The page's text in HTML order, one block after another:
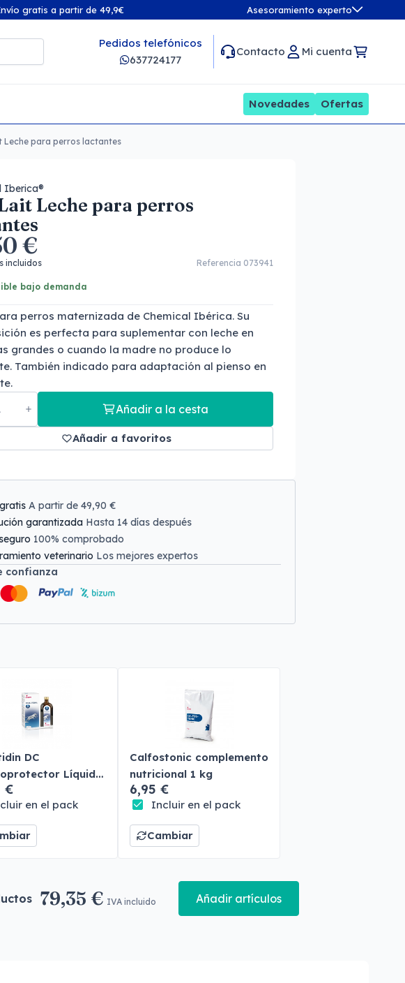
gratis a partir de 49,9€ Asesoramiento experto
Pedidos telefónicos
637724177
Contacto Mi cuenta
Novedades Ofertas
Leche para perros lactantes
Iberica®
Leche para perros
€
incluidos Referencia 073941
bajo demanda
perros maternizada de Chemical Ibérica. Su
es perfecta para suplementar con leche en
grandes o cuando la madre no produce lo
También indicado para adaptación al pienso en
Añadir a la cesta
Añadir a favoritos
A partir de 49,90 €
garantizada Hasta 14 días después
100% comprobado
veterinario Los mejores expertos
confianza
DC
Líquido
y Gatos
€
en el pack
Calfostonic complemento
nutricional 1 kg
6,95 €
Incluir en el pack
Cambiar
79,35 € IVA incluido Añadir artículos